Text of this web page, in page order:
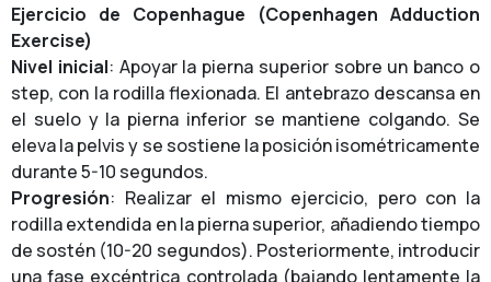
Ejercicio de Copenhague (Copenhagen Adduction
Exercise)
Nivel inicial: Apoyar la pierna superior sobre un banco o
step, con la rodilla flexionada. El antebrazo descansa en
el suelo y la pierna inferior se mantiene colgando. Se
eleva la pelvis y se sostiene la posición isométricamente
durante 5-10 segundos.
Progresión: Realizar el mismo ejercicio, pero con la
rodilla extendida en la pierna superior, añadiendo tiempo
de sostén (10-20 segundos). Posteriormente, introducir
una fase excéntrica controlada (bajando lentamente la